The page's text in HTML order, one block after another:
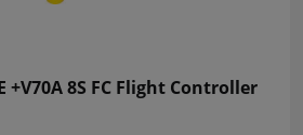
+V70A 8S FC Flight Controller